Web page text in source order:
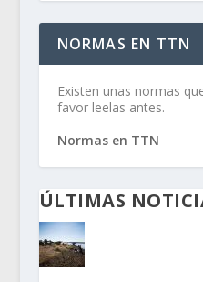
NORMAS EN TTN
Existen unas normas
favor leelas antes.
Normas en TTN
ÚLTIMAS